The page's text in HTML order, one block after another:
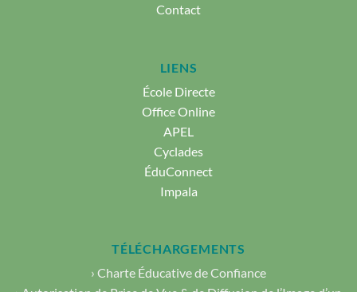
Contact
LIENS
École Directe
Office Online
APEL
Cyclades
ÉduConnect
Impala
TÉLÉCHARGEMENTS
› Charte Éducative de Confiance